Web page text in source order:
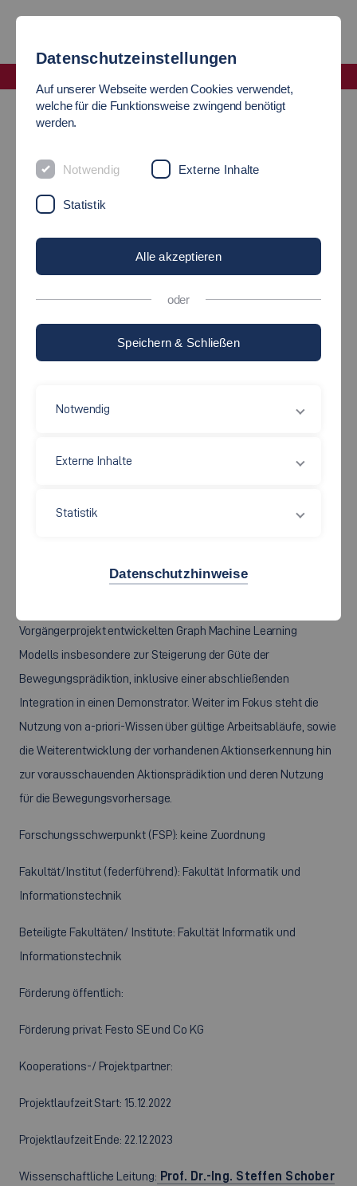
Abgeschlossene Projekte
Entwicklung für kollaborative Roboter
Entwicklung für
kollaborative Roboter
Ziel dieses Forschungsprojekts ist die Entwicklung,
Bewegungsprädiktion von Menschen im Arbeitsbereich des
Vorgängerprojekt entwickelten Graph Machine Learning
Modells insbesondere zur Steigerung der Güte der
Bewegungsprädiktion, inklusive einer abschließenden
Integration in einen Demonstrator. Weiter im Fokus steht die
Nutzung von a-priori-Wissen über gültige Arbeitsabläufe, sowie
die Weiterentwicklung der vorhandenen Aktionserkennung hin
zur vorausschauenden Aktionsprädiktion und deren Nutzung
für die Bewegungsvorhersage.
Forschungsschwerpunkt (FSP): keine Zuordnung
Fakultät/Institut (federführend): Fakultät Informatik und
Informationstechnik
Beteiligte Fakultäten/ Institute: Fakultät Informatik und
Informationstechnik
Förderung öffentlich:
Förderung privat: Festo SE und Co KG
Kooperations-/ Projektpartner:
Projektlaufzeit Start: 15.12.2022
Projektlaufzeit Ende: 22.12.2023
Wissenschaftliche Leitung: Prof. Dr.-Ing. Steffen Schober
Datenschutzeinstellungen
Auf unserer Webseite werden Cookies verwendet,
welche für die Funktionsweise zwingend benötigt
werden.
Notwendig Externe Inhalte
Statistik
Alle akzeptieren
oder
Speichern & Schließen
Notwendig
Externe Inhalte
Statistik
Datenschutzhinweise